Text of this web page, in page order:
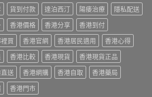
貨到付款 達泊西汀 陽痿治療
隱私配送
香港價格 香港分享
香港到付
買 香港官網 香港居民適用
香港心得
香港比較 香港現貨
香港現貨正品
送 香港網購 香港自取
香港藥局
香港門市